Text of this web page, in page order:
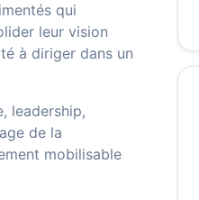
qui
leur vision
à diriger dans un
leadership,
de la
mobilisable